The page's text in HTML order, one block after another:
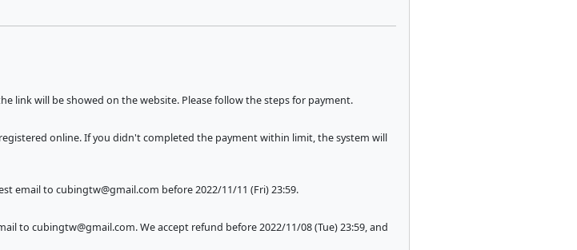
link will be showed on the website. Please follow the steps for payment.
online. If you didn't completed the payment within limit, the system will
email to cubingtw@gmail.com before 2022/11/11 (Fri) 23:59.
to cubingtw@gmail.com. We accept refund before 2022/11/08 (Tue) 23:59, and